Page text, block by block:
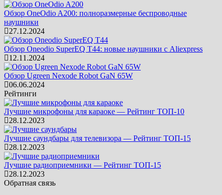
Обзор OneOdio A200: полноразмерные беспроводные
наушники
27.12.2024
Обзор Oneodio SuperEQ T44: новые наушники с Aliexpress
12.11.2024
Обзор Ugreen Nexode Robot GaN 65W
06.06.2024
Рейтинги
Лучшие микрофоны для караоке — Рейтинг ТОП-10
28.12.2023
Лучшие саундбары для телевизора — Рейтинг ТОП-15
28.12.2023
Лучшие радиоприемники — Рейтинг ТОП-15
28.12.2023
Обратная связь